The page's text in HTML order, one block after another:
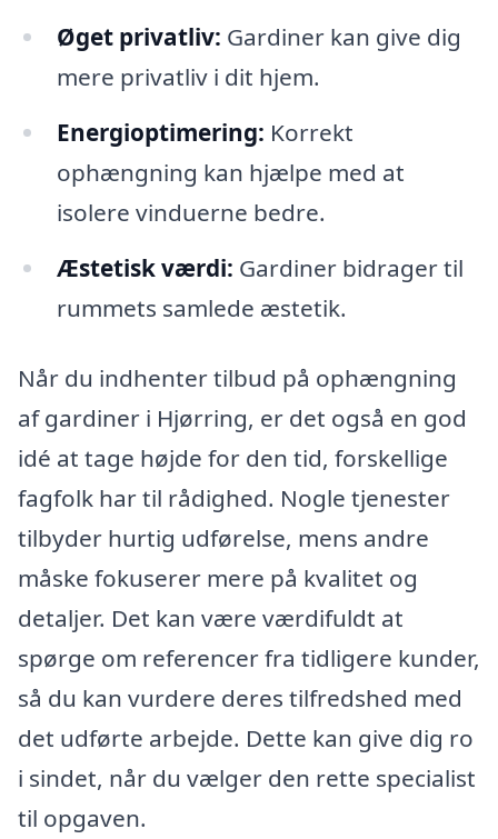
Øget privatliv: Gardiner kan give dig
mere privatliv i dit hjem.
Energioptimering: Korrekt
ophængning kan hjælpe med at
isolere vinduerne bedre.
Æstetisk værdi: Gardiner bidrager til
rummets samlede æstetik.
Når du indhenter tilbud på ophængning
af gardiner i Hjørring, er det også en god
idé at tage højde for den tid, forskellige
fagfolk har til rådighed. Nogle tjenester
tilbyder hurtig udførelse, mens andre
måske fokuserer mere på kvalitet og
detaljer. Det kan være værdifuldt at
spørge om referencer fra tidligere kunder,
så du kan vurdere deres tilfredshed med
det udførte arbejde. Dette kan give dig ro
i sindet, når du vælger den rette specialist
til opgaven.